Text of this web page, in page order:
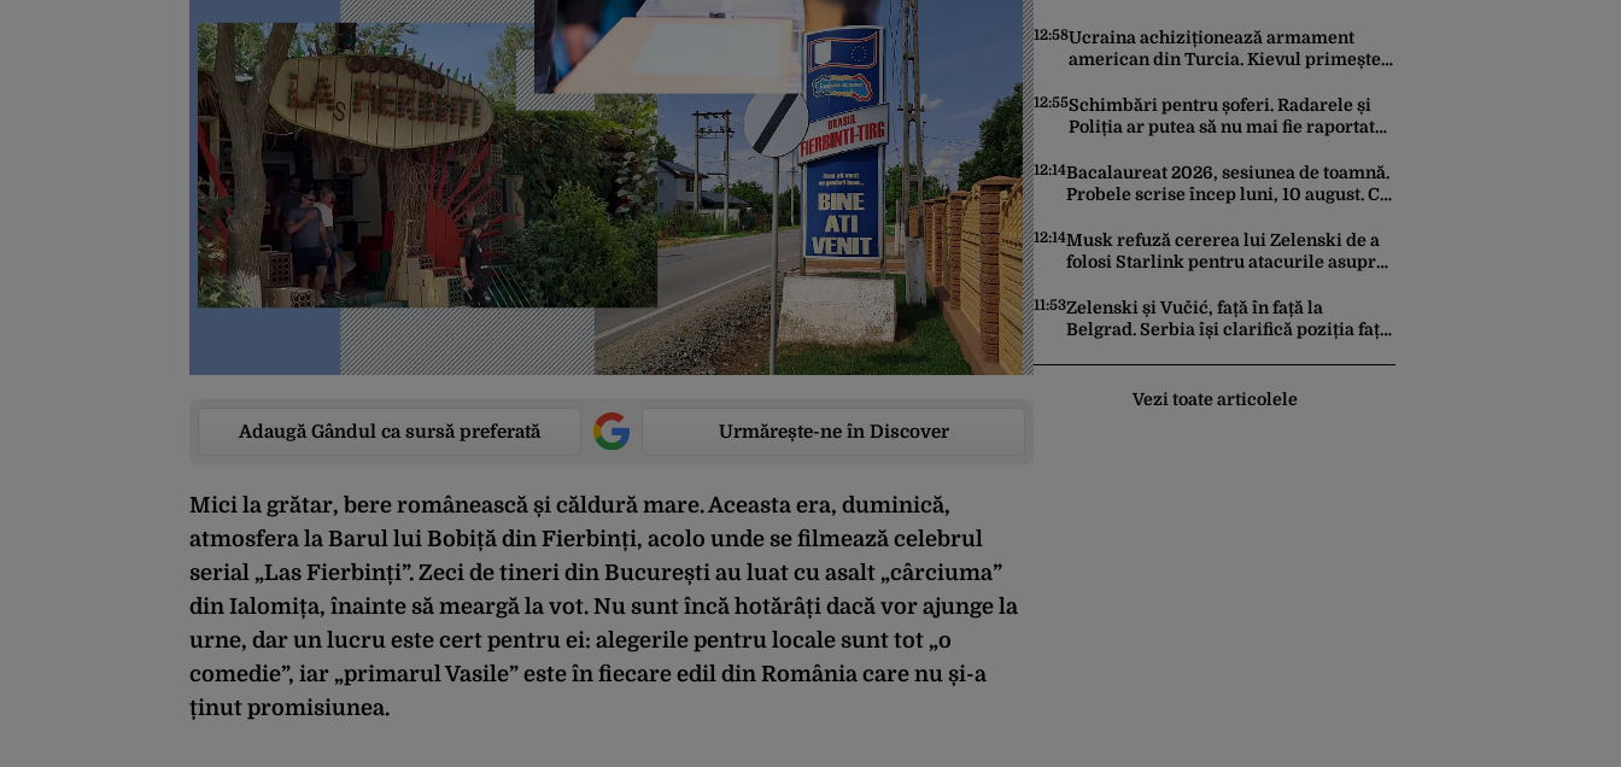
Adaugă Gândul ca sursă preferată Urmărește-ne în Discover
Mici la grătar, bere românească și căldură mare. Aceasta era, duminică,
atmosfera la Barul lui Bobiță din Fierbinți, acolo unde se filmează celebrul
serial „Las Fierbinți”. Zeci de tineri din București au luat cu asalt „cârciuma”
din Ialomița, înainte să meargă la vot. Nu sunt încă hotărâți dacă vor ajunge la
urne, dar un lucru este cert pentru ei: alegerile pentru locale sunt tot „o
comedie”, iar „primarul Vasile” este în fiecare edil din România care nu și-a
ținut promisiunea.
12:58Ucraina achiziționează armament
american din Turcia. Kievul primește
MLRS
12:55Schimbări pentru șoferi. Radarele și
Poliția ar putea să nu mai fie raportate
12:14Bacalaureat 2026, sesiunea de toamnă.
Probele scrise încep luni, 10 august. Ce
12:14Musk refuză cererea lui Zelenski de a
folosi Starlink pentru atacurile asupra
11:53Zelenski și Vučić, față în față la
Belgrad. Serbia își clarifică poziția față
Vezi toate articolele